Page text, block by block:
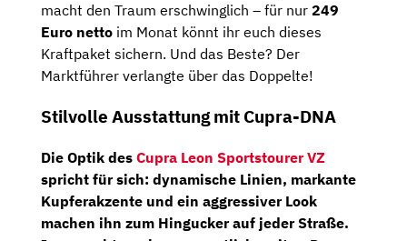
macht den Traum erschwinglich – für nur 249
Euro netto im Monat könnt ihr euch dieses
Kraftpaket sichern. Und das Beste? Der
Marktführer verlangte über das Doppelte!
Stilvolle Ausstattung mit Cupra-DNA
Die Optik des Cupra Leon Sportstourer VZ
spricht für sich: dynamische Linien, markante
Kupferakzente und ein aggressiver Look
machen ihn zum Hingucker auf jeder Straße.